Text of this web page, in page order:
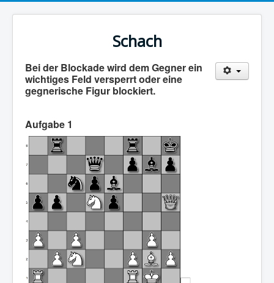
Schach
Bei der Blockade wird dem Gegner ein
wichtiges Feld versperrt oder eine
gegnerische Figur blockiert.
Aufgabe 1